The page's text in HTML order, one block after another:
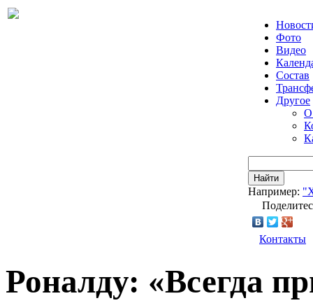
Фото
Видео
Состав
Другое
О
Найти
Например:
Контакты
Роналду: «Всегда